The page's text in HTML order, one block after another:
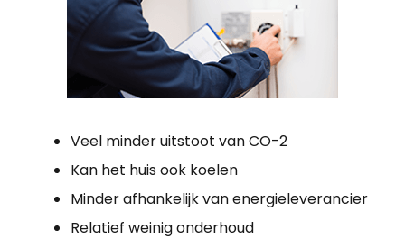
Veel minder uitstoot van CO-2
Kan het huis ook koelen
Minder afhankelijk van energieleverancier
Relatief weinig onderhoud